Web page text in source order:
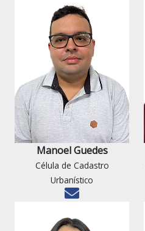
Manoel Guedes
Célula de Cadastro
Urbanístico